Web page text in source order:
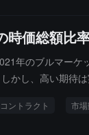
価総額比
年のブルマー
かし、高い期待
すべきものです
ントラクト 市場